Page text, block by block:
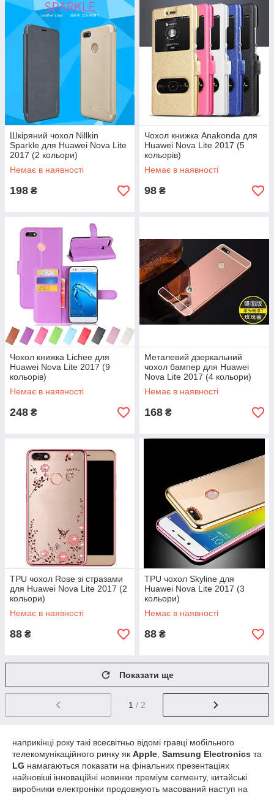
Шкіряний чохол Nillkin
Sparkle для Huawei Nova Lite
2017 (2 кольори)
Немає в наявності
198 ₴
Чохол книжка Anakonda для
Huawei Nova Lite 2017 (5
кольорів)
Немає в наявності
98 ₴
Чохол книжка Lichee для
Huawei Nova Lite 2017 (9
кольорів)
Немає в наявності
248 ₴
Металевий дзеркальний
чохол бампер для Huawei
Nova Lite 2017 (4 кольори)
Немає в наявності
168 ₴
TPU чохол Rose зі стразами
для Huawei Nova Lite 2017 (2
кольори)
Немає в наявності
88 ₴
TPU чохол Skyline для
Huawei Nova Lite 2017 (3
кольори)
Немає в наявності
88 ₴
Показати ще
1 / 2
наприкінці року такі всесвітньо відомі гравці мобільного
телекомунікаційного ринку як Apple Samsung Electronics та
LG намагаються показати на фінальних презентаціях
найновіші інноваційні новинки преміум сегменту, китайські
виробники електроніки продовжують масований наступ на